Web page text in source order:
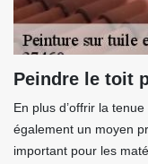
Peindre le toit
En plus d’offrir la
également un moyen
important pour les